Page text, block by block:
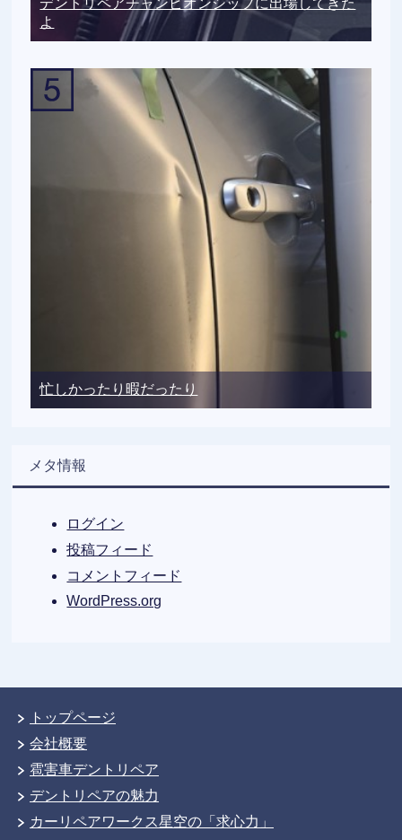
デントリペアチャンピオンシップに出場してきた
よ
忙しかったり暇だったり
メタ情報
ログイン
投稿フィード
コメントフィード
WordPress.org
トップページ
会社概要
雹害車デントリペア
デントリペアの魅力
カーリペアワークス星空の「求心力」